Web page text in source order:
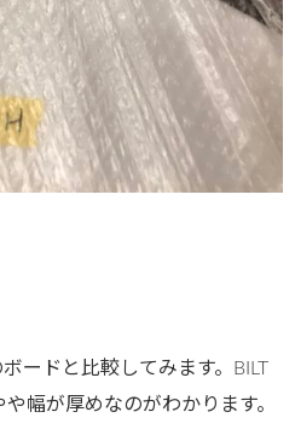
ードと比較してみます。BILT
幅が厚めなのがわかります。